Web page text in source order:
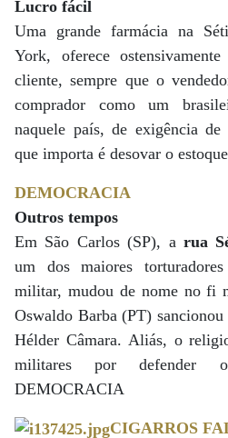
Lucro fácil
Uma grande farmácia na
York, oferece ostensivamente
cliente, sempre que o
comprador como um
naquele país, de exigência
que importa é desovar o
DEMOCRACIA
Outros tempos
Em São Carlos (SP), a rua
um dos maiores
militar, mudou de nome no fi
Oswaldo Barba (PT)
Hélder Câmara. Aliás, o
militares por defender
DEMOCRACIA
CIGARROS